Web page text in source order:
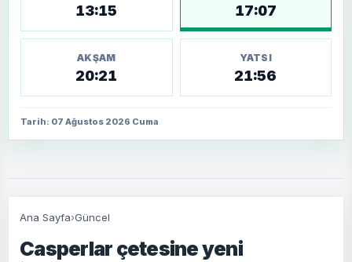
13:15 17:07
AKŞAM
20:21
YATSI
21:56
Tarih: 07 Ağustos 2026 Cuma
Ana Sayfa›Güncel
Casperlar çetesine yeni